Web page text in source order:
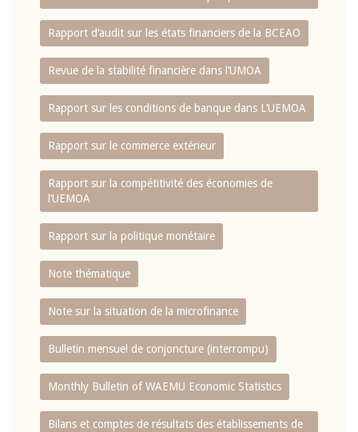
Rapport d‘audit sur les états financiers de la BCEAO
Revue de la stabilité financière dans l‘UMOA
Rapport sur les conditions de banque dans L‘UEMOA
Rapport sur le commerce extérieur
Rapport sur la compétitivité des économies de
l‘UEMOA
Rapport sur la politique monétaire
Note thématique
Note sur la situation de la microfinance
Bulletin mensuel de conjoncture (interrompu)
Monthly Bulletin of WAEMU Economic Statistics
Bilans et comptes de résultats des établissements de